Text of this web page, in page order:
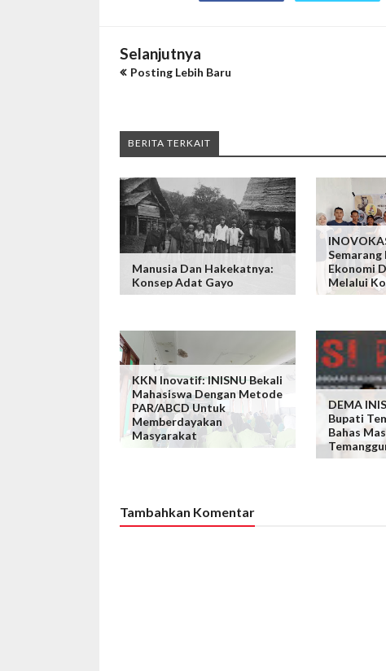
Selanjutnya
Posting Lebih Baru
BERITA TERKAIT
Manusia Dan Hakekatnya:
Konsep Adat Gayo
Ekonomi
Melalui
KKN Inovatif: INISNU Bekali
Mahasiswa Dengan Metode
PAR/ABCD Untuk
Memberdayakan
Masyarakat
DEMA
Bupati
Bahas
Tambahkan Komentar